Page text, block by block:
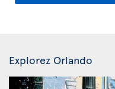
Explorez Orlando